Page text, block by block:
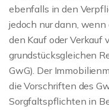
ebenfalls in den
jedoch nur dann,
den Kauf oder Verkauf
grundstücksgleichen
GwG). Der
die Vorschriften des
Sorgfaltspflichten in